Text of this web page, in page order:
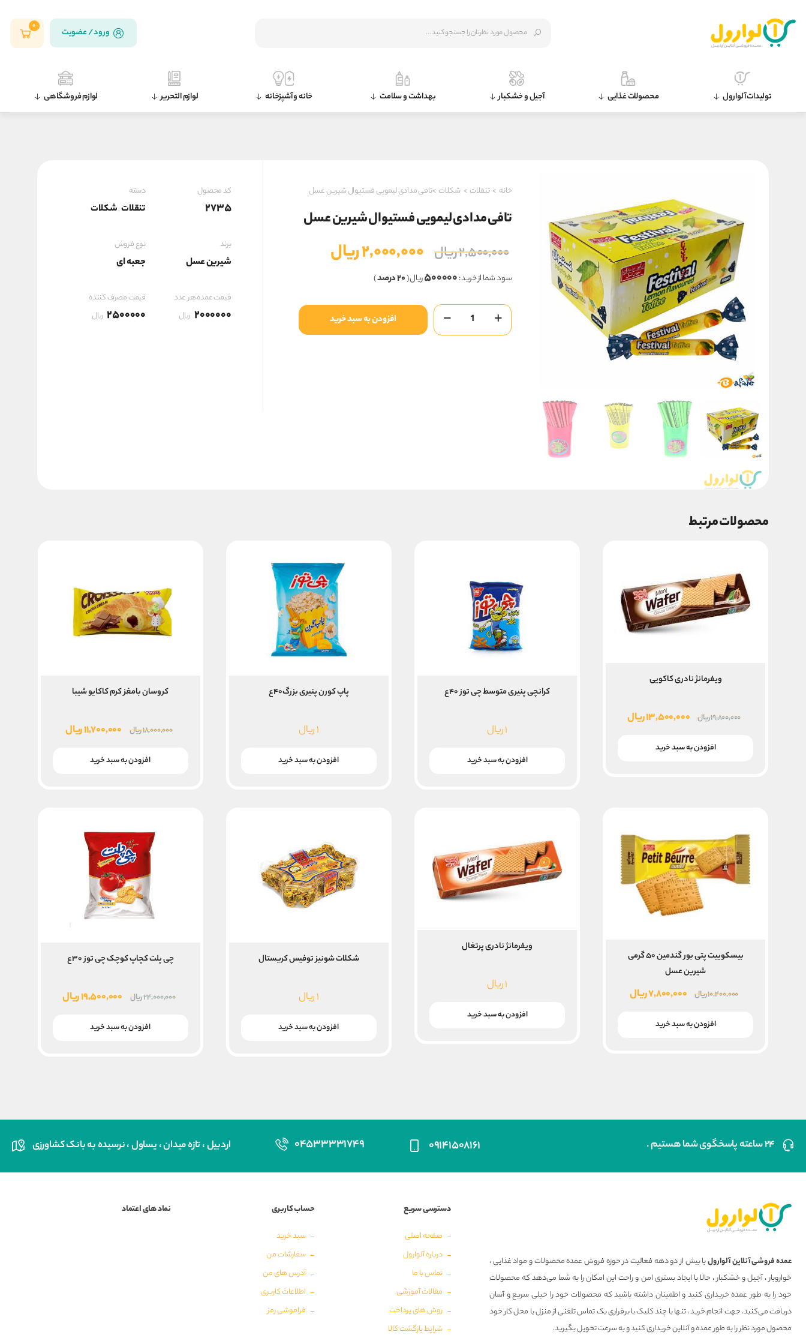
ورود / عضویت
0
تولیدات آلوارول محصولات غذایی آجیل و خشکبار بهداشت و سلامت خانه و آشپزخانه لوازم التحریر لوازم فروشگاهی
خانه > تنقلات > شکلات >تافی مدادی لیمویی فستیوال شیرین عسل
تافی مدادی لیمویی فستیوال شیرین عسل
۲,۵۰۰,۰۰۰ریال قیمت
اصلی
بود.
۲,۰۰۰,۰۰۰ریالقیمت
فعلی
است.
سود شما از خرید :۵۰۰۰۰۰ریال (۲۰ درصد )
تافی
مدادی
لیمویی
افزودن به سبد خرید
کد محصول
2735
دسته
تنقلات,شکلات
برند
شیرین عسل
نوع فروش
جعبه ای
قیمت عمده هر عدد
2000000 ریال
قیمت مصرف کننده
2500000 ریال
محصولات مرتبط
ویفرمانژ نادری کاکویی
۱۹,۸۰۰,۰۰۰ریال قیمت
۱۳,۵۰۰,۰۰۰ریالقیمت
افزودن به سبد خرید
کرانچی پنیری متوسط چی توز ۴۰ع
۱ریال
افزودن به سبد خرید
پاپ کورن پنیری بزرگ۴۰ع
۱ریال
افزودن به سبد خرید
کروسان بامغز کرم کاکایو شیبا
۱۸,۰۰۰,۰۰۰ریال
قیمت
۱۱,۷۰۰,۰۰۰ریالقیمت
افزودن به سبد خرید
بیسکوییت پتی بور گندمین ۵۰ گرمی
شیرین عسل
۱۰,۴۰۰,۰۰۰ریال
قیمت
۷,۸۰۰,۰۰۰ریالقیمت
افزودن به سبد خرید
ویفرمانژ نادری پرتغال
۱ریال
افزودن به سبد خرید
شکلات شونیز توفیس کریستال
۱ریال
افزودن به سبد خرید
چی پلت کچاپ کوچک چی توز ۳۰ع
۲۴,۰۰۰,۰۰۰ریال
قیمت
۱۹,۵۰۰,۰۰۰ریالقیمت
افزودن به سبد خرید
۲۴ ساعته پاسخگوی شما هستیم . ۰۹۱۴۱۵۰۸۱۶۱ ۰۴۵۳۳۳۳۱۷۴۹ اردبیل ، تازه میدان ، یساول ، نرسیده به بانک کشاورزی
عمده فروشی آنلاین آلوارولبا بیش از دو دهه فعالیت در حوزه فروش عمده محصولات و مواد غذایی ،
خواروبار ، آجیل و خشکبار ، حالا با ایجاد بستری امن و راحت این امکان را به شما می‌دهد که محصولات
خود را به طور عمده خریداری کنید و اطمینان داشته باشید که محصولات خود را خیلی سریع و آسان
دریافت می‌کنید. جهت انجام خرید ، تنها با چند کلیک یا برقراری یک تماس تلفنی از منزل یا محل کار خود
محصول مورد نظر را به طور عمده و آنلاین خریداری کنید و به سرعت تحویل بگیرید.
دسترسی سریع
صفحه اصلی
درباره آلوارول
تماس با ما
مقالات آموزشی
روش های پرداخت
شرایط بازگشت کالا
حساب کاربری
سبد خرید
سفارشات من
آدرس های من
اطلاعات کاربری
فراموشی رمز
نماد های اعتماد